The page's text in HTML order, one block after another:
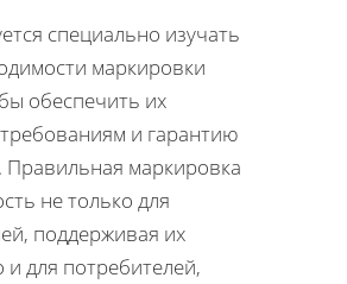
специально изучать
маркировки
обеспечить их
и гарантию
Правильная маркировка
не только для
поддерживая их
для потребителей,